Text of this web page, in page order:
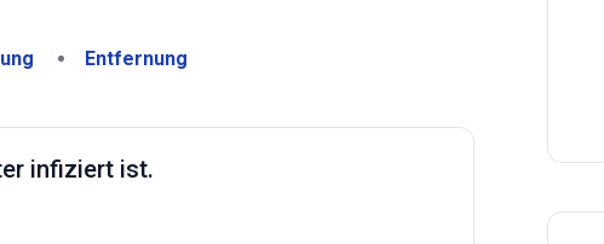
Entfernung
infiziert ist.